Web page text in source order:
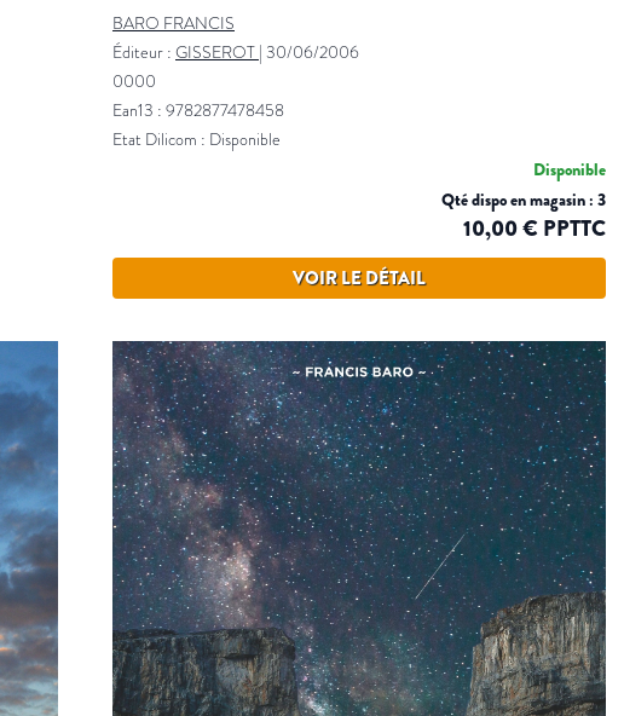
BARO FRANCIS
Éditeur : GISSEROT | 30/06/2006
0000
Ean13 : 9782877478458
Etat Dilicom : Disponible
Disponible
Qté dispo en magasin : 3
10,00 € PPTTC
VOIR LE DÉTAIL